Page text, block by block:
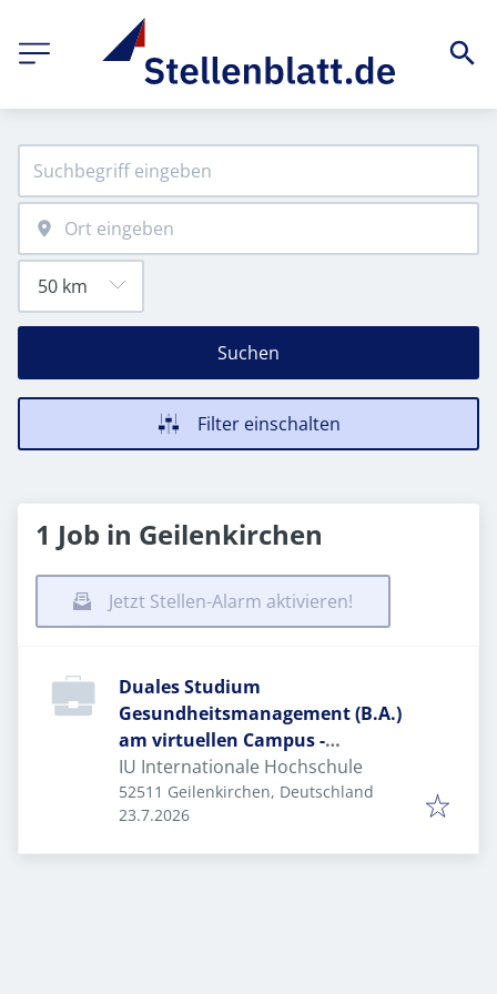
Suchen
Filter einschalten
1 Job in Geilenkirchen
Jetzt Stellen-Alarm aktivieren!
Duales Studium
Gesundheitsmanagement (B.A.)
am virtuellen Campus -
Ambulante Reha am
Krankenhaus GmbH
IU Internationale Hochschule
52511 Geilenkirchen, Deutschland
Veröffentlicht
23.7.2026